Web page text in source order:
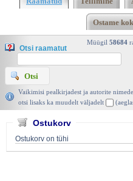
Ostame
Müügil 58684
Otsi raamatut
Vaikimisi pealkirjadest ja autorite
otsi lisaks ka muudelt väljadelt
Ostukorv
Ostukorv on tühi